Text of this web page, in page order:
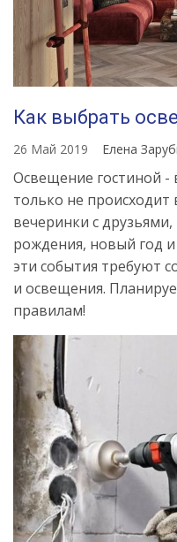
Как выбрать
26 Май 2019 Елена
Освещение гостиной -
только не
вечеринки с
рождения, новый год и
эти события требуют
и освещения.
правилам!